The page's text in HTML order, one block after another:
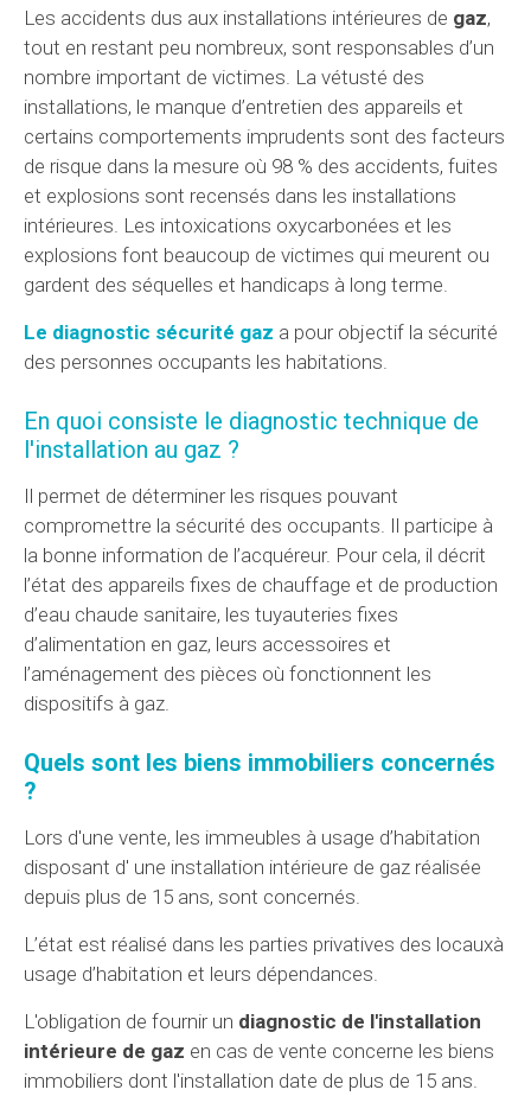
Les accidents dus aux installations intérieures de gaz,
tout en restant peu nombreux, sont responsables d’un
nombre important de victimes. La vétusté des
installations, le manque d’entretien des appareils et
certains comportements imprudents sont des facteurs
de risque dans la mesure où 98 % des accidents, fuites
et explosions sont recensés dans les installations
intérieures. Les intoxications oxycarbonées et les
explosions font beaucoup de victimes qui meurent ou
gardent des séquelles et handicaps à long terme.
Le diagnostic sécurité gaz a pour objectif la sécurité
des personnes occupants les habitations.
En quoi consiste le diagnostic technique de
l'installation au gaz ?
Il permet de déterminer les risques pouvant
compromettre la sécurité des occupants. Il participe à
la bonne information de l’acquéreur. Pour cela, il décrit
l’état des appareils fixes de chauffage et de production
d’eau chaude sanitaire, les tuyauteries fixes
d’alimentation en gaz, leurs accessoires et
l’aménagement des pièces où fonctionnent les
dispositifs à gaz.
Quels sont les biens immobiliers concernés
?
Lors d'une vente, les immeubles à usage d’habitation
disposant d' une installation intérieure de gaz réalisée
depuis plus de 15 ans, sont concernés.
L’état est réalisé dans les parties privatives des locauxà
usage d’habitation et leurs dépendances.
L'obligation de fournir un diagnostic de l'installation
intérieure de gaz en cas de vente concerne les biens
immobiliers dont l'installation date de plus de 15 ans.